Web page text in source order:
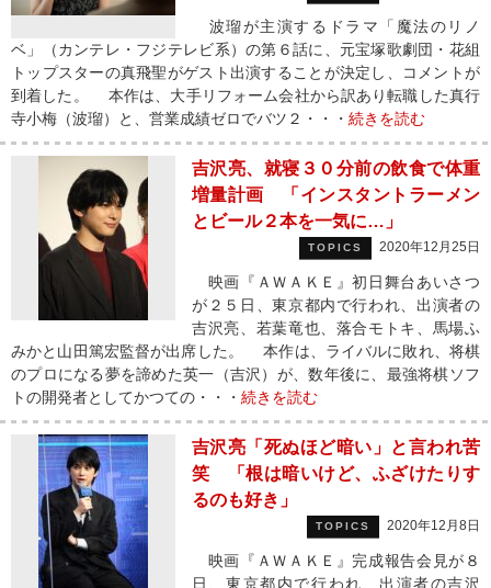
波瑠が主演するドラマ「魔法のリノ
ベ」（カンテレ・フジテレビ系）の第６話に、元宝塚歌劇団・花組
トップスターの真飛聖がゲスト出演することが決定し、コメントが
到着した。 本作は、大手リフォーム会社から訳あり転職した真行
寺小梅（波瑠）と、営業成績ゼロでバツ２・・・ 続きを読む
吉沢亮、就寝３０分前の飲食で体重
増量計画 「インスタントラーメン
とビール２本を一気に…」
TOPICS 2020年12月25日
映画『ＡＷＡＫＥ』初日舞台あいさつ
が２５日、東京都内で行われ、出演者の
吉沢亮、若葉竜也、落合モトキ、馬場ふ
みかと山田篤宏監督が出席した。 本作は、ライバルに敗れ、将棋
のプロになる夢を諦めた英一（吉沢）が、数年後に、最強将棋ソフ
トの開発者としてかつての・・・ 続きを読む
吉沢亮「死ぬほど暗い」と言われ苦
笑 「根は暗いけど、ふざけたりす
るのも好き」
TOPICS 2020年12月8日
映画『ＡＷＡＫＥ』完成報告会見が８
日、東京都内で行われ、出演者の吉沢